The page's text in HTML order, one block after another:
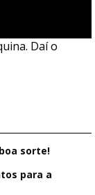
Daí o
sorte!
para a